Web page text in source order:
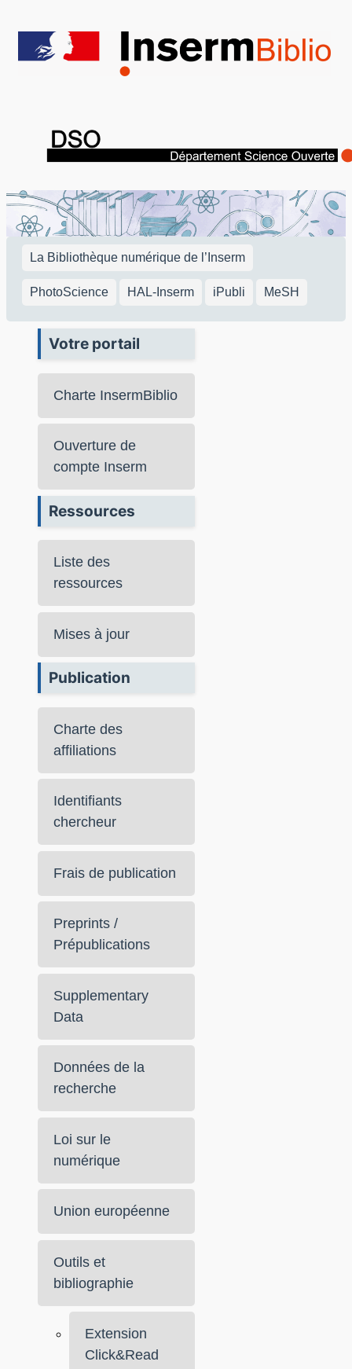
au
contenu
La Bibliothèque numérique de l’Inserm
PhotoScience HAL-Inserm iPubli MeSH
Votre portail
Charte InsermBiblio
Ouverture de
compte Inserm
Ressources
Liste des
ressources
Mises à jour
Publication
Charte des
affiliations
Identifiants
chercheur
Frais de publication
Preprints /
Prépublications
Supplementary
Data
Données de la
recherche
Loi sur le
numérique
Union européenne
Outils et
bibliographie
Extension
Click&Read